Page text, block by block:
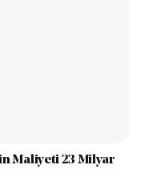
Maliyeti 23 Milyar